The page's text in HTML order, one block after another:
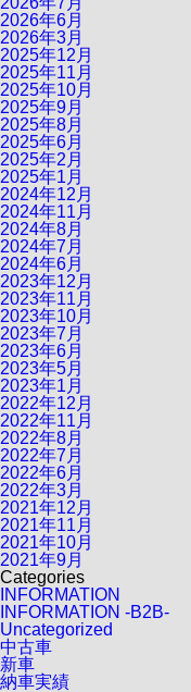
2026年6月
2026年3月
2025年12月
2025年11月
2025年10月
2025年9月
2025年8月
2025年6月
2025年2月
2025年1月
2024年12月
2024年11月
2024年8月
2024年7月
2024年6月
2023年12月
2023年11月
2023年10月
2023年7月
2023年6月
2023年5月
2023年1月
2022年12月
2022年11月
2022年8月
2022年7月
2022年6月
2022年3月
2021年12月
2021年11月
2021年10月
2021年9月
Categories
INFORMATION
INFORMATION -B2B-
Uncategorized
中古車
新車
納車実績